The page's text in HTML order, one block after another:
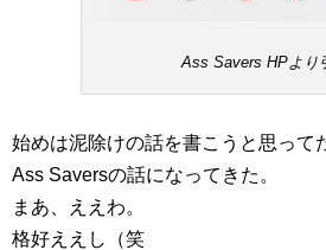
Ass Savers HPより
始めは泥除けの話を書こうと思って
Ass Saversの話になってきた。
まあ、ええわ。
格好ええし（笑